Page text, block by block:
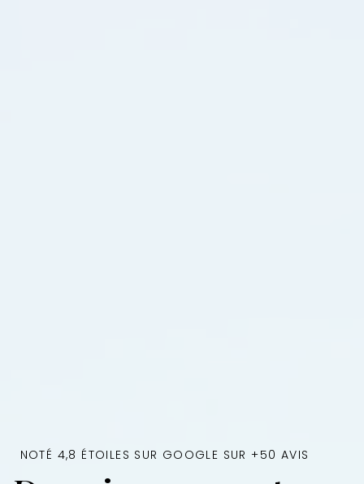
NOTÉ 4,8 ÉTOILES SUR GOOGLE SUR +50 AVIS